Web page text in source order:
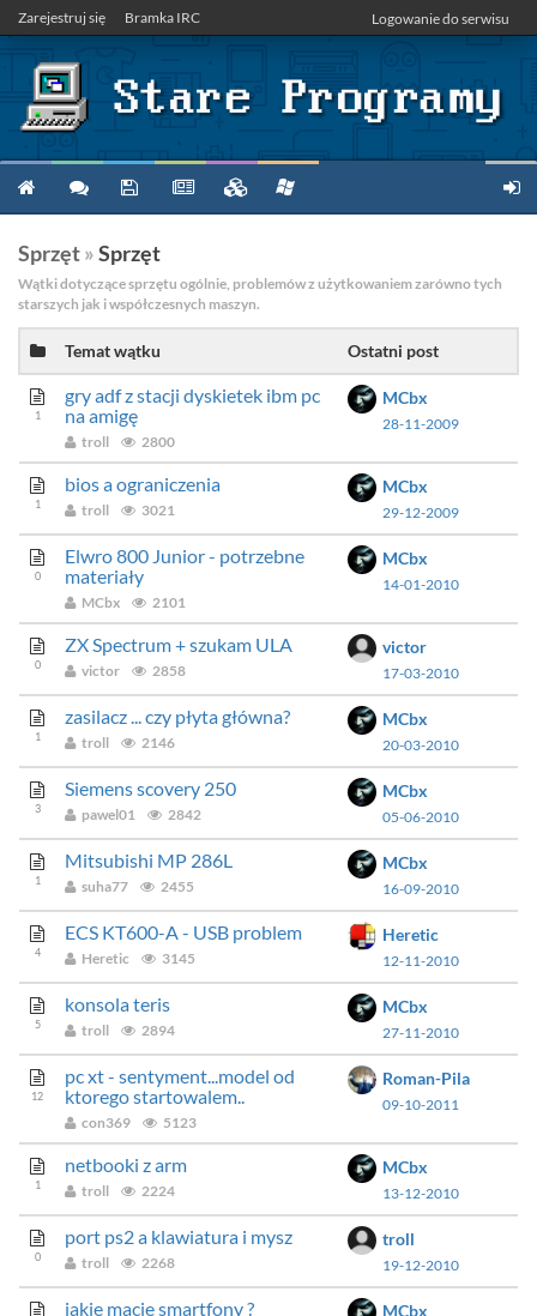
Zarejestruj się Bramka IRC Logowanie do serwisu
Sprzęt»Sprzęt
Wątki dotyczące sprzętu ogólnie, problemów z użytkowaniem zarówno tych
starszych jak i współczesnych maszyn.
Temat wątku Ostatni post
1
gry adf z stacji dyskietek ibm pc
na amigę
troll 2800
MCbx
28-11-2009
1
bios a ograniczenia
troll 3021
MCbx
29-12-2009
0
Elwro 800 Junior - potrzebne
materiały
MCbx 2101
MCbx
14-01-2010
0
ZX Spectrum + szukam ULA
victor 2858
victor
17-03-2010
1
zasilacz ... czy płyta główna?
troll 2146
MCbx
20-03-2010
3
Siemens scovery 250
pawel01 2842
MCbx
05-06-2010
1
Mitsubishi MP 286L
suha77 2455
MCbx
16-09-2010
4
ECS KT600-A - USB problem
Heretic 3145
Heretic
12-11-2010
5
konsola teris
troll 2894
MCbx
27-11-2010
12
pc xt - sentyment...model od
ktorego startowalem..
con369 5123
Roman-Pila
09-10-2011
1
netbooki z arm
troll 2224
MCbx
13-12-2010
0
port ps2 a klawiatura i mysz
troll 2268
troll
19-12-2010
jakie macie smartfony ? MCbx